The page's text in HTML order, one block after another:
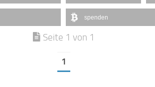
spenden
Seite 1 von 1
1